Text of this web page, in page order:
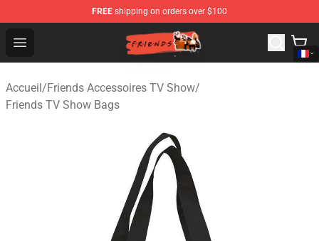
FREE shipping on orders over $100
Open menu
Friends Store - Official Friends Merchandise Shop
Accueil/Friends Accessoires TV Show/
Friends TV Show Bags